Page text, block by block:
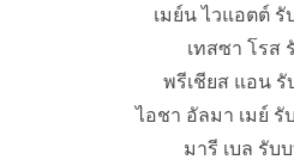
เมย์น ไวแอตต์
เทสซา โรส
พรีเชียส แอน รั
ไอชา อัลมา เมย์ รั
มารี เบล รับ